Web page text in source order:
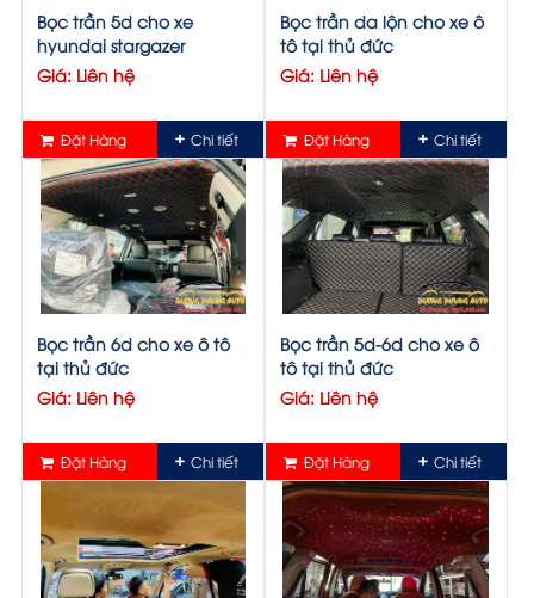
Bọc trần 5d cho xe
hyundai stargazer
Giá: Liên hệ
Đặt Hàng Chi tiết
Bọc trần da lộn cho xe ô
tô tại thủ đức
Giá: Liên hệ
Đặt Hàng Chi tiết
Bọc trần 6d cho xe ô tô
tại thủ đức
Giá: Liên hệ
Đặt Hàng Chi tiết
Bọc trần 5d-6d cho xe ô
tô tại thủ đức
Giá: Liên hệ
Đặt Hàng Chi tiết